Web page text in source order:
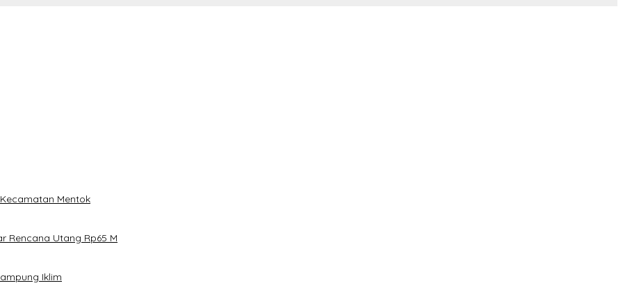
Mentok
Rencana Utang Rp65 M
Iklim